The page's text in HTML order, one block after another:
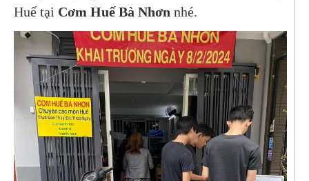
Huế tại Cơm Huế Bà Nhơn nhé.